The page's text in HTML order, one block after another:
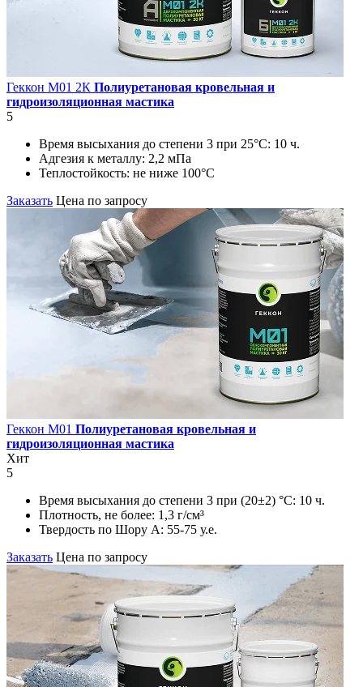
Геккон М01 2К Полиуретановая кровельная и
гидроизоляционная мастика
5
Время высыхания до степени 3 при 25°С: 10 ч.
Адгезия к металлу: 2,2 мПа
Теплостойкость: не ниже 100°С
Заказать Цена по запросу
Геккон М01 Полиуретановая кровельная и
гидроизоляционная мастика
Хит
5
Время высыхания до степени 3 при (20±2) °С: 10 ч.
Плотность, не более: 1,3 г/см³
Твердость по Шору А: 55-75 у.е.
Заказать Цена по запросу